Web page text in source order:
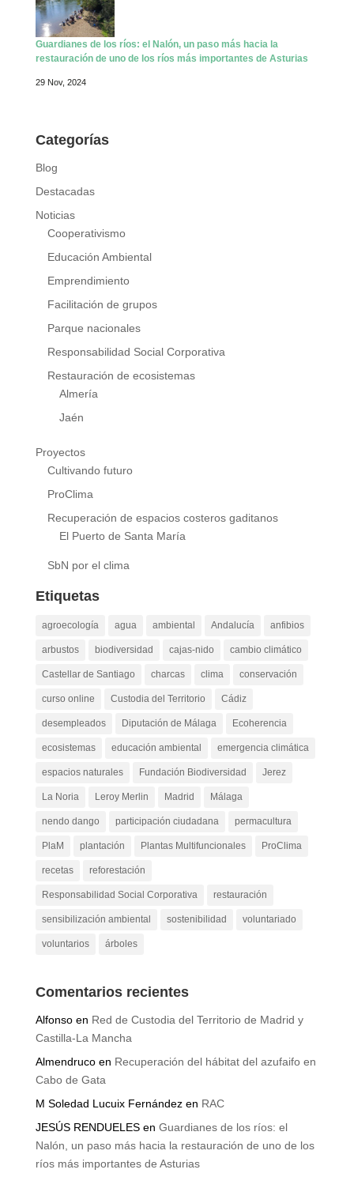
Guardianes de los ríos: el Nalón, un paso más hacia la
restauración de uno de los ríos más importantes de Asturias
Categorías
Blog
Destacadas
Noticias
Cooperativismo
Educación Ambiental
Emprendimiento
Facilitación de grupos
Parque nacionales
Responsabilidad Social Corporativa
Restauración de ecosistemas
Almería
Proyectos
Cultivando futuro
ProClima
Recuperación de espacios costeros gaditanos
Etiquetas
agroecología agua ambiental Andalucía anfibios
arbustos biodiversidad cajas-nido cambio climático
Castellar de Santiago charcas clima conservación
curso online Custodia del Territorio Cádiz
desempleados Diputación de Málaga Ecoherencia
ecosistemas educación ambiental emergencia climática
espacios naturales Fundación Biodiversidad
La Noria Leroy Merlin Madrid Málaga
nendo dango participación ciudadana permacultura
PlaM plantación Plantas Multifuncionales
recetas reforestación
Responsabilidad Social Corporativa restauración
sensibilización ambiental
Comentarios recientes
Alfonsoen Red de Custodia del Territorio de Madrid y
Castilla-La Mancha
Almendrucoen
Cabo de Gata
M Soledad Lucuix FernándezenRAC
JESÚS RENDUELES enGuardianes de los ríos: el
Nalón, un paso más hacia la restauración de uno de los